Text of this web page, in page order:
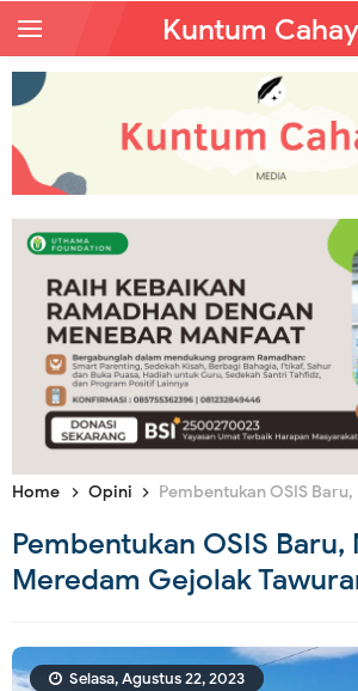
Kuntum
Home Opini Pembentukan OSIS Baru, Mampukah
Pembentukan OSIS
Meredam Gejolak
Selasa, Agustus 22, 2023